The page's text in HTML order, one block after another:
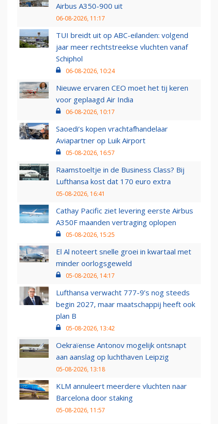
Airbus A350-900 uit
06-08-2026, 11:17
TUI breidt uit op ABC-eilanden: volgend
jaar meer rechtstreekse vluchten vanaf
Schiphol
06-08-2026, 10:24
Nieuwe ervaren CEO moet het tij keren
voor geplaagd Air India
06-08-2026, 10:17
Saoedi’s kopen vrachtafhandelaar
Aviapartner op Luik Airport
05-08-2026, 16:57
Raamstoeltje in de Business Class? Bij
Lufthansa kost dat 170 euro extra
05-08-2026, 16:41
Cathay Pacific ziet levering eerste Airbus
A350F maanden vertraging oplopen
05-08-2026, 15:25
El Al noteert snelle groei in kwartaal met
minder oorlogsgeweld
05-08-2026, 14:17
Lufthansa verwacht 777-9’s nog steeds
begin 2027, maar maatschappij heeft ook
plan B
05-08-2026, 13:42
Oekraïense Antonov mogelijk ontsnapt
aan aanslag op luchthaven Leipzig
05-08-2026, 13:18
KLM annuleert meerdere vluchten naar
Barcelona door staking
05-08-2026, 11:57